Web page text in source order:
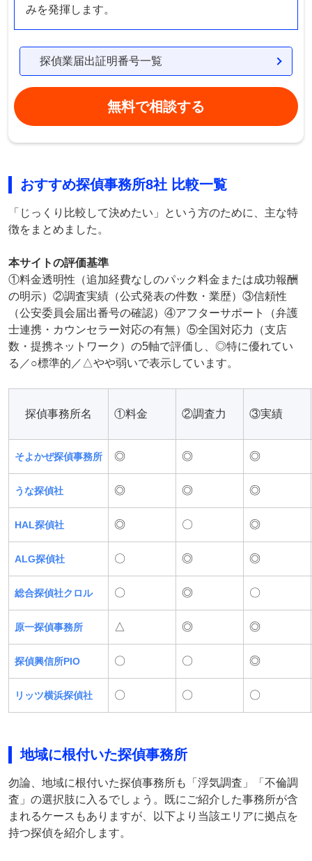
みを発揮します。
探偵業届出証明番号一覧
無料で相談する
おすすめ探偵事務所8社 比較一覧
「じっくり比較して決めたい」という方のために、主な特
徴をまとめました。
本サイトの評価基準
①料金透明性（追加経費なしのパック料金または成功報酬
の明示）②調査実績（公式発表の件数・業歴）③信頼性
（公安委員会届出番号の確認）④アフターサポート（弁護
士連携・カウンセラー対応の有無）⑤全国対応力（支店
数・提携ネットワーク）の5軸で評価し、◎特に優れてい
る／○標準的／△やや弱いで表示しています。
探偵事務所名 ①料金 ②調査力 ③実績
そよかぜ探偵事務所 ◎ ◎ ◎
うな探偵社 ◎ ◎ ◎
HAL探偵社 ◎ 〇 ◎
ALG探偵社 〇 ◎ ◎
総合探偵社クロル 〇 ◎ 〇
原一探偵事務所 △ ◎ ◎
探偵興信所PIO 〇 〇 ◎
リッツ横浜探偵社 〇 〇 〇
地域に根付いた探偵事務所
勿論、地域に根付いた探偵事務所も「浮気調査」「不倫調
査」の選択肢に入るでしょう。既にご紹介した事務所が含
まれるケースもありますが、以下より当該エリアに拠点を
持つ探偵を紹介します。